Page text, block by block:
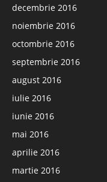
decembrie 2016
noiembrie 2016
octombrie 2016
septembrie 2016
august 2016
iulie 2016
iunie 2016
mai 2016
aprilie 2016
martie 2016